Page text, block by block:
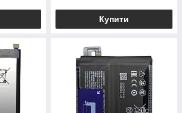
Купити